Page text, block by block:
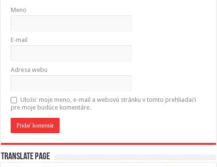
Meno
E-mail
Adresa webu
Uložiť moje meno, e-mail a webovú stránku v tomto prehliadači
pre moje budúce komentáre.
Translate page